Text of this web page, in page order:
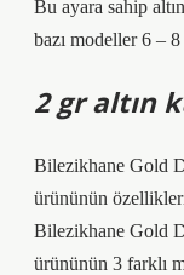
Bu ayara sahip
bazı modeller 6 –
2 gr altın
Bilezikhane Gold
ürününün
Bilezikhane Gold
ürününün 3 farklı